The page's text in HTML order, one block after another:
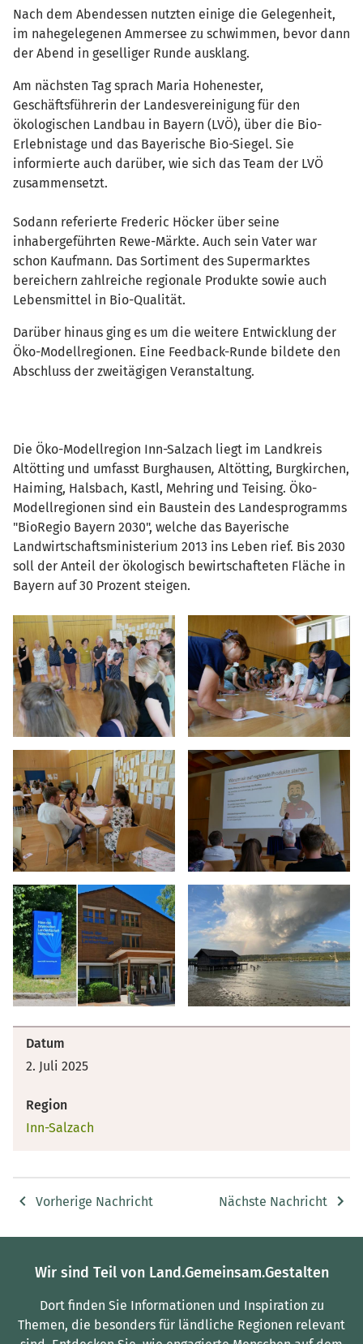
Nach dem Abendessen nutzten einige die Gelegenheit,
im nahegelegenen Ammersee zu schwimmen, bevor dann
der Abend in geselliger Runde ausklang.
Am nächsten Tag sprach Maria Hohenester,
Geschäftsführerin der Landesvereinigung für den
ökologischen Landbau in Bayern (LVÖ), über die Bio-
Erlebnistage und das Bayerische Bio-Siegel. Sie
informierte auch darüber, wie sich das Team der LVÖ
zusammensetzt.
Sodann referierte Frederic Höcker über seine
inhabergeführten Rewe-Märkte. Auch sein Vater war
schon Kaufmann. Das Sortiment des Supermarktes
bereichern zahlreiche regionale Produkte sowie auch
Lebensmittel in Bio-Qualität.
Darüber hinaus ging es um die weitere Entwicklung der
Öko-Modellregionen. Eine Feedback-Runde bildete den
Abschluss der zweitägigen Veranstaltung.
Die Öko-Modellregion Inn-Salzach liegt im Landkreis
Altötting und umfasst Burghausen, Altötting, Burgkirchen,
Haiming, Halsbach, Kastl, Mehring und Teising. Öko-
Modellregionen sind ein Baustein des Landesprogramms
"BioRegio Bayern 2030", welche das Bayerische
Landwirtschaftsministerium 2013 ins Leben rief. Bis 2030
soll der Anteil der ökologisch bewirtschafteten Fläche in
Bayern auf 30 Prozent steigen.
Datum
2. Juli 2025
Region
Inn-Salzach
Vorherige Nachricht Nächste Nachricht
Wir sind Teil von Land.Gemeinsam.Gestalten
Dort finden Sie Informationen und Inspiration zu
Themen, die besonders für ländliche Regionen relevant